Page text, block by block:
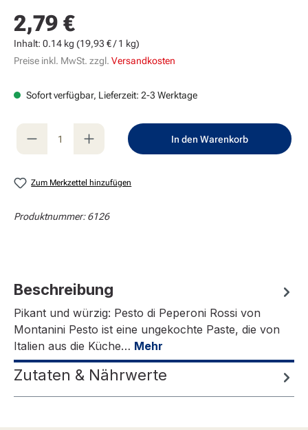
Regulärer Preis:
2,79 €
Inhalt: 0.14 kg (19,93 € / 1 kg)
Preise inkl. MwSt. zzgl. Versandkosten
Sofort verfügbar, Lieferzeit: 2-3 Werktage
Produkt Anzahl: Gib den gewünschten
In den Warenkorb
Zum Merkzettel hinzufügen
Produktnummer:6126
Beschreibung
Pikant und würzig: Pesto di Peperoni Rossi von
Montanini Pesto ist eine ungekochte Paste, die von
Italien aus die Küche… Mehr
Zutaten & Nährwerte